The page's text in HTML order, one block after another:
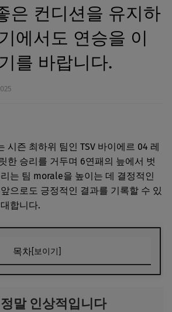
은 컨디션을 유지하
에서도 연승을 이
를 바랍니다.
시즌 최하위 팀인 TSV 바이에르 04 레
한 승리를 거두며 6연패의 늪에서 벗
는 팀 morale을 높이는 데 결정적인
으로도 긍정적인 결과를 기록할 수 있
합니다.
목차[보이기]
을 높이는 데 큰 도움이 됩니다
말 인상적입니다